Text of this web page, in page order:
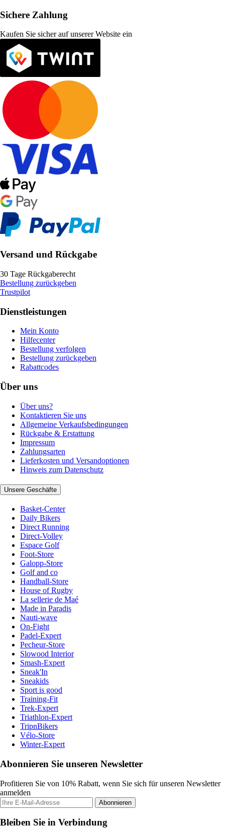
Sichere Zahlung
Kaufen Sie sicher auf unserer Website ein
Versand und Rückgabe
30 Tage Rückgaberecht
Bestellung zurückgeben
Trustpilot
Dienstleistungen
Mein Konto
Hilfecenter
Bestellung verfolgen
Bestellung zurückgeben
Rabattcodes
Über uns
Über uns?
Kontaktieren Sie uns
Allgemeine Verkaufsbedingungen
Rückgabe & Erstattung
Impressum
Zahlungsarten
Lieferkosten und Versandoptionen
Hinweis zum Datenschutz
Unsere Geschäfte
Basket-Center
Daily Bikers
Direct Running
Direct-Volley
Espace Golf
Foot-Store
Galopp-Store
Golf and co
Handball-Store
House of Rugby
La sellerie de Maé
Made in Paradis
Nauti-wave
On-Fight
Padel-Expert
Pecheur-Store
Slowood Interior
Smash-Expert
Sneak'In
Sneakids
Sport is good
Training-Fit
Trek-Expert
Triathlon-Expert
TripnBikers
Vélo-Store
Winter-Expert
Abonnieren Sie unseren Newsletter
Profitieren Sie von 10% Rabatt, wenn Sie sich für unseren Newsletter
anmelden
Abonnieren
Bleiben Sie in Verbindung